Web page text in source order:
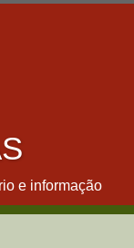
e informação